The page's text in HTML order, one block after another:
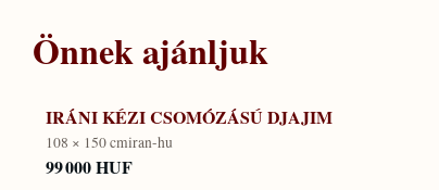
Önnek ajánljuk
IRÁNI KÉZI CSOMÓZÁSÚ DJAJIM
108 × 150 cmiran-hu
99 000 HUF